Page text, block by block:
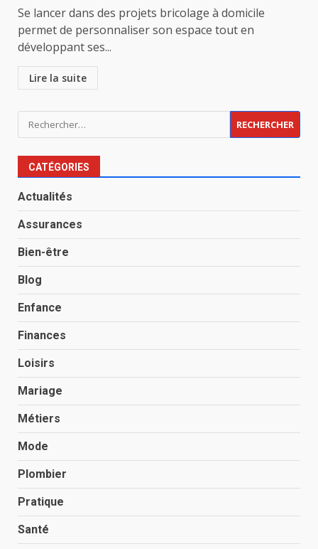
Se lancer dans des projets bricolage à domicile
permet de personnaliser son espace tout en
développant ses...
Lire la suite
Rechercher :
CATÉGORIES
Actualités
Assurances
Bien-être
Blog
Enfance
Finances
Loisirs
Mariage
Métiers
Mode
Plombier
Pratique
Santé